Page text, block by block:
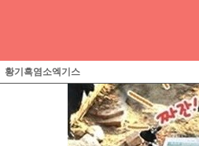
황기흑염소엑기스